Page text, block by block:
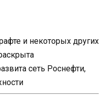
и некоторых других
сеть Роснефти,